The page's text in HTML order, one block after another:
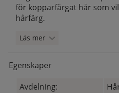
för kopparfärgat hår som
hårfärg.
Läs mer
Egenskaper
Avdelning: